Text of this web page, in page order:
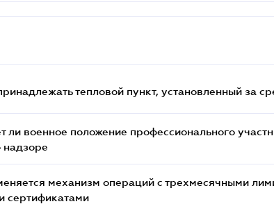
тепловой пункт, установленный за
ли военное положение профессионального
надзоре
механизм операций с трехмесячными
сертификатами